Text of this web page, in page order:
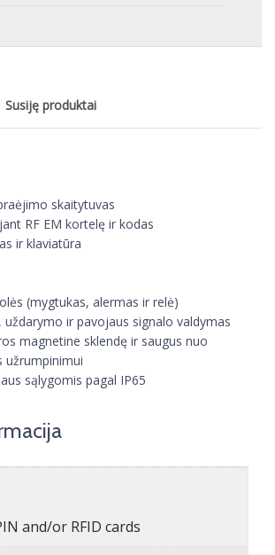
Susiję produktai
skaitytuvas
RF EM kortelę ir kodas
ir klaviatūra
(mygtukas, alermas ir relė)
ir pavojaus signalo valdymas
magnetine sklendę ir saugus nuo
sąlygomis pagal IP65
and/or RFID cards